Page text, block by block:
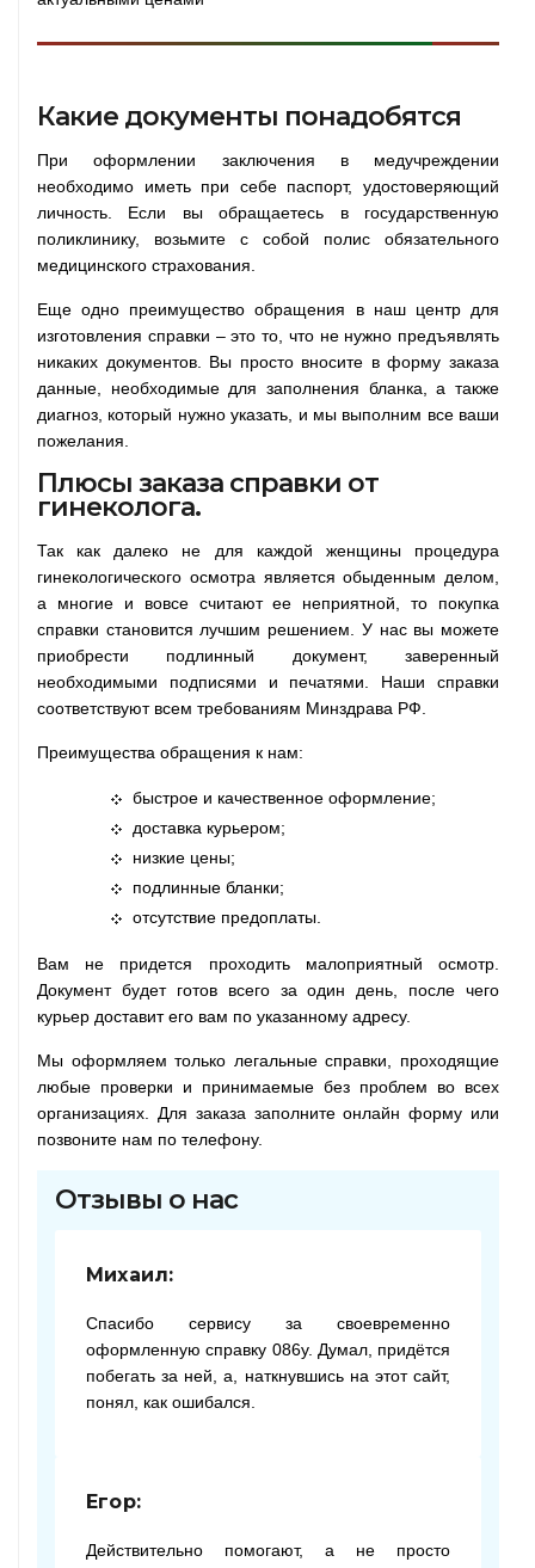
Какие документы понадобятся
При оформлении заключения в медучреждении
необходимо иметь при себе паспорт, удостоверяющий
личность. Если вы обращаетесь в государственную
поликлинику, возьмите с собой полис обязательного
медицинского страхования.
Еще одно преимущество обращения в наш центр для
изготовления справки – это то, что не нужно предъявлять
никаких документов. Вы просто вносите в форму заказа
данные, необходимые для заполнения бланка, а также
диагноз, который нужно указать, и мы выполним все ваши
пожелания.
Плюсы заказа справки от
гинеколога.
Так как далеко не для каждой женщины процедура
гинекологического осмотра является обыденным делом,
а многие и вовсе считают ее неприятной, то покупка
справки становится лучшим решением. У нас вы можете
приобрести подлинный документ, заверенный
необходимыми подписями и печатями. Наши справки
соответствуют всем требованиям Минздрава РФ.
Преимущества обращения к нам:
быстрое и качественное оформление;
доставка курьером;
низкие цены;
подлинные бланки;
отсутствие предоплаты.
Вам не придется проходить малоприятный осмотр.
Документ будет готов всего за один день, после чего
курьер доставит его вам по указанному адресу.
Мы оформляем только легальные справки, проходящие
любые проверки и принимаемые без проблем во всех
организациях. Для заказа заполните онлайн форму или
позвоните нам по телефону.
Отзывы о нас
Михаил:
Спасибо сервису за своевременно
оформленную справку 086у. Думал, придётся
побегать за ней, а, наткнувшись на этот сайт,
понял, как ошибался.
Егор:
Действительно помогают, а не просто